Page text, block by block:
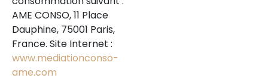
est exposé sont
disponibles sur le site
Géorisques : :
www.georisques.gouv.fr
AME CONSO, 11 Place
Dauphine, 75001 Paris,
France. Site Internet :
www.mediationconso-
ame.com